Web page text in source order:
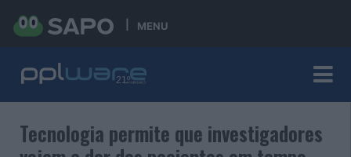
MENU
Tecnologia permite que investigadores